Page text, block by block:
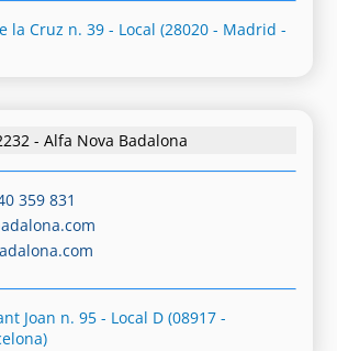
la Cruz n. 39 - Local (28020 - Madrid -
- Alfa Nova Badalona
359 831
Joan n. 95 - Local D (08917 -